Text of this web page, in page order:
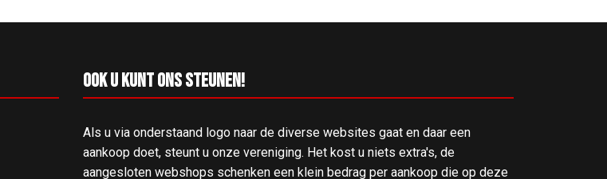
Ook u kunt ons steunen!
Als u via onderstaand logo naar de diverse websites gaat en daar een
aankoop doet, steunt u onze vereniging. Het kost u niets extra's, de
aangesloten webshops schenken een klein bedrag per aankoop die op deze